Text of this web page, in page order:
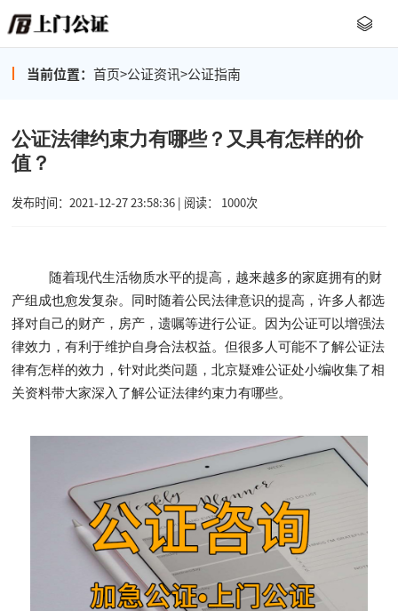
当前位置： 首页>公证资讯>公证指南
公证法律约束力有哪些？又具有怎样的价
值？
发布时间：2021-12-27 23:58:36 | 阅读： 1000次
随着现代生活物质水平的提高，越来越多的家庭拥有的财
产组成也愈发复杂。同时随着公民法律意识的提高，许多人都选
择对自己的财产，房产，遗嘱等进行公证。因为公证可以增强法
律效力，有利于维护自身合法权益。但很多人可能不了解公证法
律有怎样的效力，针对此类问题，北京疑难公证处小编收集了相
关资料带大家深入了解公证法律约束力有哪些。